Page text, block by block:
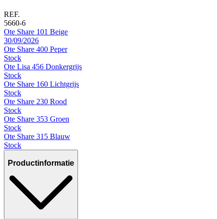
REF.
5660-6
Ote Share 101 Beige
30/09/2026
Ote Share 400 Peper
Stock
Ote Lisa 456 Donkergrijs
Stock
Ote Share 160 Lichtgrijs
Stock
Ote Share 230 Rood
Stock
Ote Share 353 Groen
Stock
Ote Share 315 Blauw
Stock
Productinformatie